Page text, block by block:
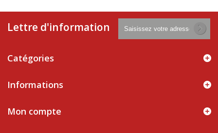
Lettre d'information
Catégories
Informations
Mon compte